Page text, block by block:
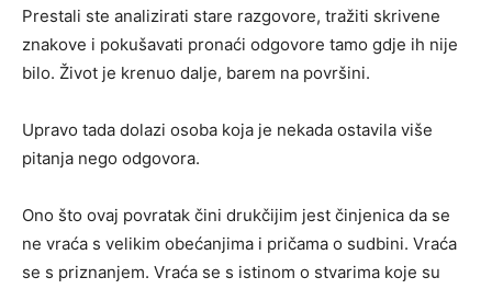
Prestali ste analizirati stare razgovore, tražiti skrivene
znakove i pokušavati pronaći odgovore tamo gdje ih nije
bilo. Život je krenuo dalje, barem na površini.
Upravo tada dolazi osoba koja je nekada ostavila više
pitanja nego odgovora.
Ono što ovaj povratak čini drukčijim jest činjenica da se
ne vraća s velikim obećanjima i pričama o sudbini. Vraća
se s priznanjem. Vraća se s istinom o stvarima koje su